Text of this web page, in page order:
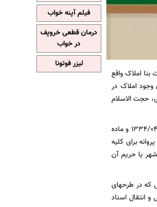
املاک واقع
املاک در
حجت الاسلام
به نقل از روابط عمومی دیوان عدالت اداری؛ با توجه به صراحت بند ۲۴ ماده ۵۵ قانون شهرداری مصوب1334/04/11 و ماده
شهرداری‌ها صدور پروانه برای کلیه
در محدوده شهر یا حریم آن
مصوب 1368/08/29، در خصوص املاکی که در طرح­های
به انجام معامله قطعی و انتقال اسناد
فیلم آپنه خواب
درمان قطعی خروپف
در خواب
لیزر فوتونا